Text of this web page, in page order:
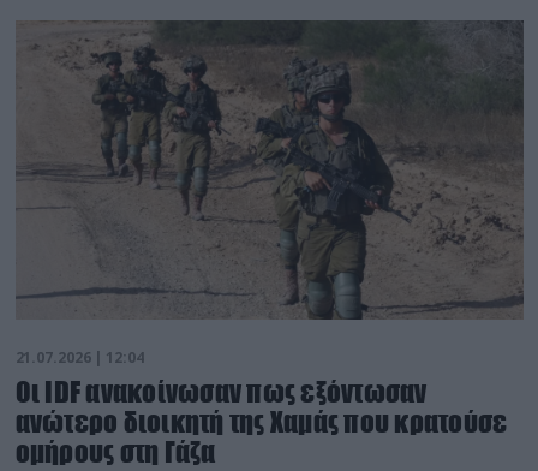
21.07.2026 | 12:04
Oι IDF ανακοίνωσαν πως εξόντωσαν
ανώτερο διοικητή της Χαμάς που κρατούσε
ομήρους στη Γάζα